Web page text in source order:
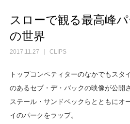
スローで観る最高峰
の世界
2017.11.27 CLIPS
トップコンペティターのなかでもスタ
のあるセブ・デ・バックの映像が公開
ステール・サンドベックらとともにオ
イのパークをラップ。